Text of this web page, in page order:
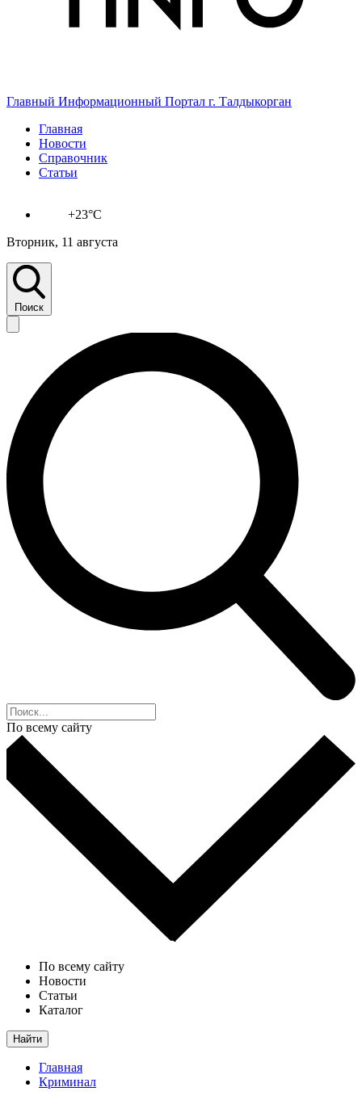
Главный Информационный Портал г. Талдыкорган
Главная
Новости
Справочник
Статьи
+23°C
Вторник, 11 августа
Поиск
По всему сайту
По всему сайту
Новости
Статьи
Каталог
Найти
Главная
Криминал